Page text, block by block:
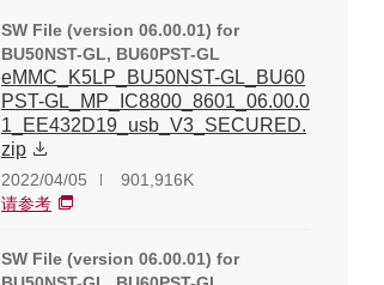
SW File (version 06.00.01) for
BU50NST-GL, BU60PST-GL
eMMC_K5LP_BU50NST-GL_BU60
PST-GL_MP_IC8800_8601_06.00.0
1_EE432D19_usb_V3_SECURED.
zip
2022/04/05
901,916K
请参考
SW File (version 06.00.01) for